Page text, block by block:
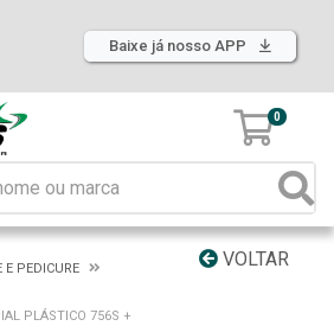
Baixe já nosso APP
0
VOLTAR
E PEDICURE
PLÁSTICO 756S +